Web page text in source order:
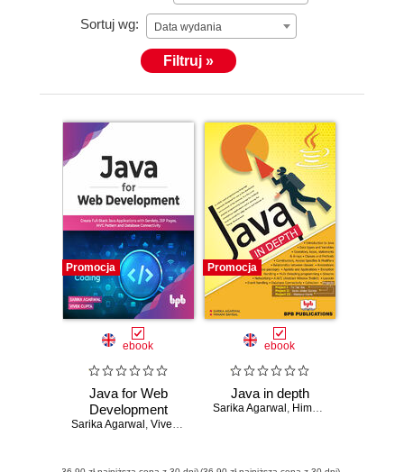
Sortuj wg: Data wydania
Filtruj »
Promocja
ebook
Java for Web
Development
Sarika Agarwal , Vivek Gupta
Promocja
ebook
Java in depth
Sarika Agarwal , Himani Bansal